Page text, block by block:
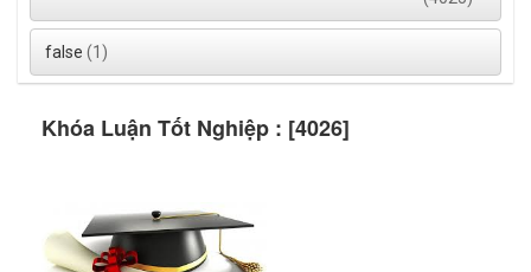
false (1)
Khóa Luận Tốt Nghiệp : [4026]